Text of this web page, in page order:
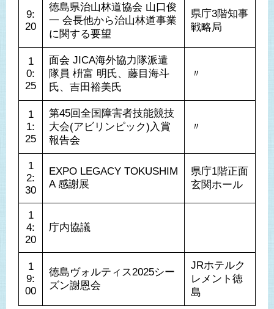
9:
20
徳島県治山林道協会 山口俊
一 会長他から治山林道事業
に関する要望
県庁3階知事
戦略局
1
0:
25
面会 JICA海外協力隊派遣
隊員 枡富 明氏、藤目海斗
氏、吉田裕美氏
〃
1
1:
25
第45回全国障害者技能競技
大会(アビリンピック)入賞
報告会
〃
1
2:
30
EXPO LEGACY TOKUSHIM
A 感謝展
県庁1階正面
玄関ホール
1
4:
20
庁内協議
1
9:
00
徳島ヴォルティス2025シー
ズン謝恩会
JRホテルク
レメント徳
島